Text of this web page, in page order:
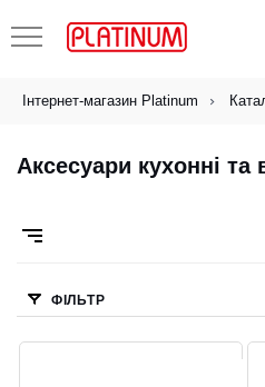
Інтернет-магазин Platinum
Аксесуари кухонні та
ФІЛЬТР